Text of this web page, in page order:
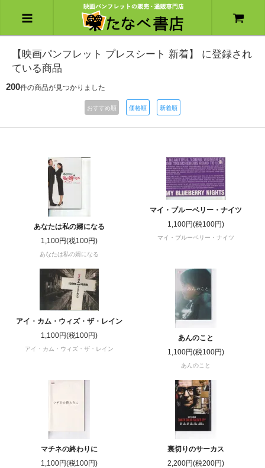
【映画パンフレット プレスシート 新着】 に登録され
ている商品
200件の商品が見つかりました
おすすめ順 価格順 新着順
あなたは私の婿になる
1,100円(税100円)
あなたは私の婿になる
マイ・ブルーベリー・ナイツ
1,100円(税100円)
マイ・ブルーベリー・ナイツ
アイ・カム・ウィズ・ザ・レイン
1,100円(税100円)
アイ・カム・ウィズ・ザ・レイン
あんのこと
1,100円(税100円)
あんのこと
マチネの終わりに
1,100円(税100円)
裏切りのサーカス
2,200円(税200円)